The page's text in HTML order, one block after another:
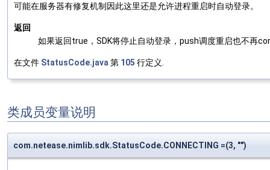
可能在服务器有修复机制因此这里还是允许进程重启时自动登录。
返回
如果返回true，SDK将停止自动登录，push调度重启也不再
在文件 StatusCode.java 第 105 行定义.
类成员变量说明
com.netease.nimlib.sdk.StatusCode.CONNECTING =(3, "")